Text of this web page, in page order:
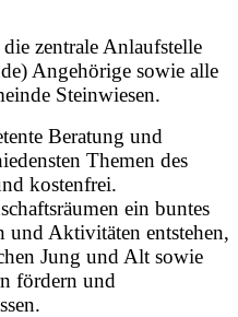
zentrale Anlaufstelle
Angehörige sowie alle
Steinwiesen.
Beratung und
Themen des
kostenfrei.
ein buntes
und Aktivitäten entstehen,
Jung und Alt sowie
fördern und